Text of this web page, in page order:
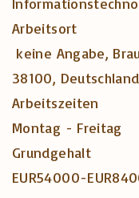
Arbeitsort
keine Angabe,
38100, Deutschland
Arbeitszeiten
Montag - Freitag
Grundgehalt
EUR54000-